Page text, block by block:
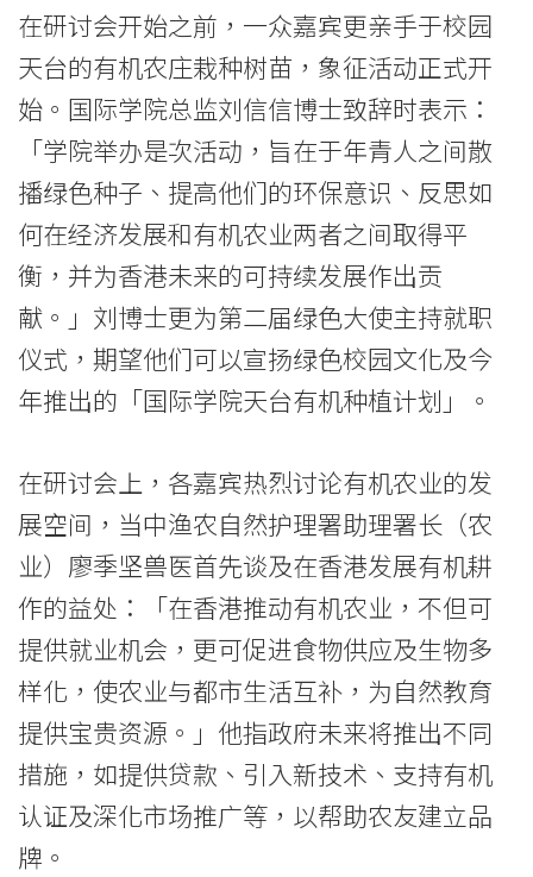
在
香
港
的
发
展
学
消
息
国
际
学
院
在研讨会开始之前，一众嘉宾更亲手于校园
天台的有机农庄栽种树苗，象征活动正式开
始。国际学院总监刘信信博士致辞时表示：
「学院举办是次活动，旨在于年青人之间散
播绿色种子、提高他们的环保意识、反思如
何在经济发展和有机农业两者之间取得平
衡，并为香港未来的可持续发展作出贡
献。」刘博士更为第二届绿色大使主持就职
仪式，期望他们可以宣扬绿色校园文化及今
年推出的「国际学院天台有机种植计划」。
在研讨会上，各嘉宾热烈讨论有机农业的发
展空间，当中渔农自然护理署助理署长（农
业）廖季坚兽医首先谈及在香港发展有机耕
作的益处：「在香港推动有机农业，不但可
提供就业机会，更可促进食物供应及生物多
样化，使农业与都市生活互补，为自然教育
提供宝贵资源。」他指政府未来将推出不同
措施，如提供贷款、引入新技术、支持有机
认证及深化市场推广等，以帮助农友建立品
牌。